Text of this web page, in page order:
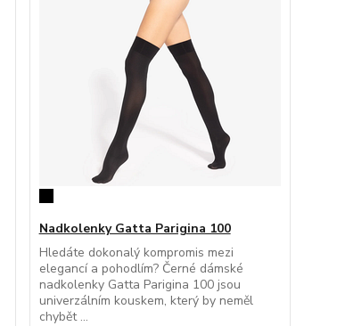
Nadkolenky Gatta Parigina 100
Hledáte dokonalý kompromis mezi
elegancí a pohodlím? Černé dámské
nadkolenky Gatta Parigina 100 jsou
univerzálním kouskem, který by neměl
chybět ...